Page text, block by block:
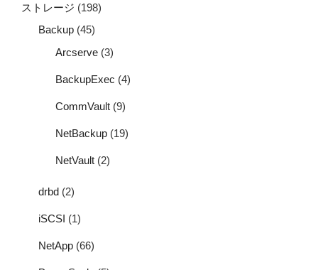
ストレージ (198)
Backup (45)
Arcserve (3)
BackupExec (4)
CommVault (9)
NetBackup (19)
NetVault (2)
drbd (2)
iSCSI (1)
NetApp (66)